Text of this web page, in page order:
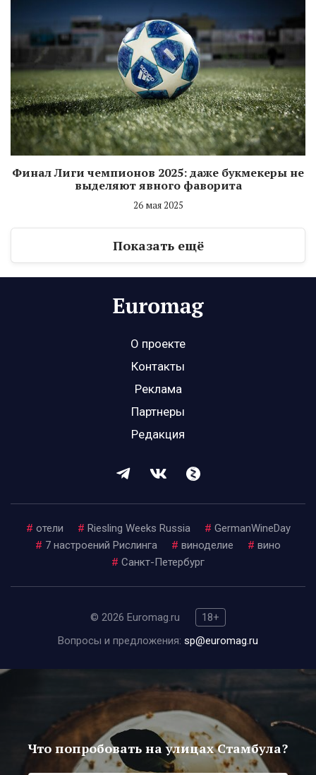
Финал Лиги чемпионов 2025: даже букмекеры не
выделяют явного фаворита
26 мая 2025
Показать ещё
О проекте
Контакты
Реклама
Партнеры
Редакция
# отели # Riesling Weeks Russia # GermanWineDay
# 7 настроений Рислинга # виноделие # вино
# Санкт-Петербург
© 2026 Euromag.ru
18+
Вопросы и предложения: sp@euromag.ru
Что попробовать на улицах Стамбула?